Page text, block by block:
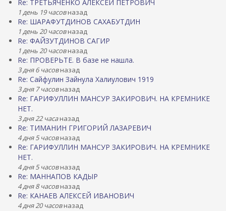
Re: ТРЕТЬЯЧЕНКО АЛЕКСЕЙ ПЕТРОВИЧ
1 день 19 часовназад
Re: ШАРАФУТДИНОВ САХАБУТДИН
1 день 20 часовназад
Re: ФАЙЗУТДИНОВ САГИР
1 день 20 часовназад
Re: ПРОВЕРЬТЕ. В базе не нашла.
3 дня 6 часовназад
Re: Сайфулин Зайнула Халиулович 1919
3 дня 7 часовназад
Re: ГАРИФУЛЛИН МАНСУР ЗАКИРОВИЧ. НА КРЕМНИКЕ
НЕТ.
3 дня 22 часаназад
Re: ТИМАНИН ГРИГОРИЙ ЛАЗАРЕВИЧ
4 дня 5 часовназад
Re: ГАРИФУЛЛИН МАНСУР ЗАКИРОВИЧ. НА КРЕМНИКЕ
НЕТ.
4 дня 5 часовназад
Re: МАННАПОВ КАДЫР
4 дня 8 часовназад
Re: КАНАЕВ АЛЕКСЕЙ ИВАНОВИЧ
4 дня 20 часовназад